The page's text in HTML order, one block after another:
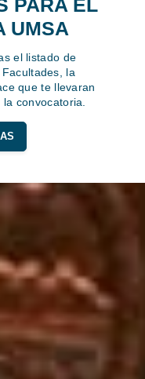
PARA EL
UMSA
el listado de
la
que te llevaran
convocatoria.